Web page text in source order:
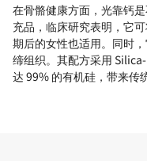
在骨骼健康方面，光靠钙
充品，临床研究表明，它
期后的女性也适用。同时
缔组织。其配方采用
达 99% 的有机硅，带来传